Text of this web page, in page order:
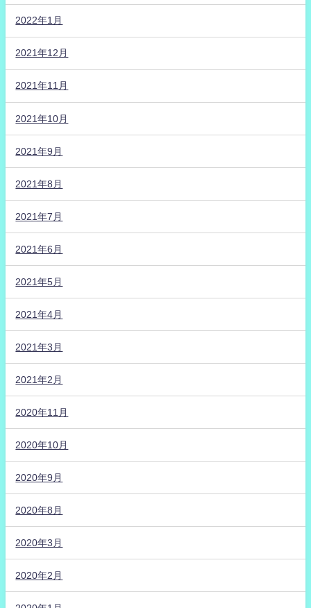
2022年1月
2021年12月
2021年11月
2021年10月
2021年9月
2021年8月
2021年7月
2021年6月
2021年5月
2021年4月
2021年3月
2021年2月
2020年11月
2020年10月
2020年9月
2020年8月
2020年3月
2020年2月